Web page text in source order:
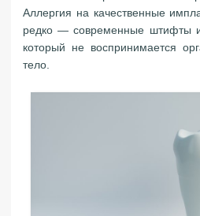
Аллергия на качественные
редко — современные штифты
который не воспринимается
тело.